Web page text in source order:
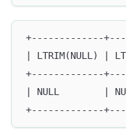
+-------------
| LTRIM(NULL) |
+-------------
| NULL        |
+-------------